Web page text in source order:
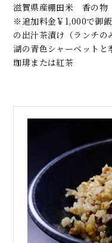
滋賀県産棚田米 香の
※追加料金￥1,000で御
の出汁茶漬け（ランチの
湖の青色シャーベットと
珈琲または紅茶